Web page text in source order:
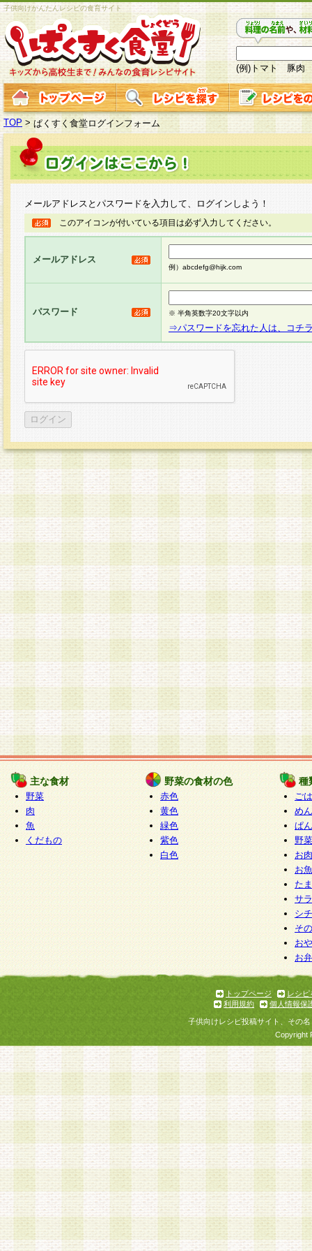
子供向けかんたんレシピの食育サイト
(例)トマト 豚肉
TOP > ぱくすく食堂ログインフォーム
メールアドレスとパスワードを入力して、ログインしよう！
このアイコンが付いている項目は必ず入力してください。
メールアドレス
例）abcdefg@hijk.com
パスワード ※ 半角英数字20文字以内
⇒パスワードを忘れた人は、コチ
主な食材
野菜
肉
魚
くだもの
野菜の食材の色
赤色
黄色
緑色
紫色
白色
種
ご
めん
ぱん
野
お
お
た
サ
シ
そ
お
お
トップページ
レシピ
利用規約
個人情報保
子供向けレシピ投稿サイト、その
Copyright